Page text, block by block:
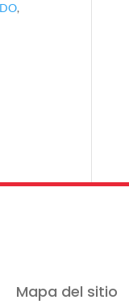
,
Mapa del sitio